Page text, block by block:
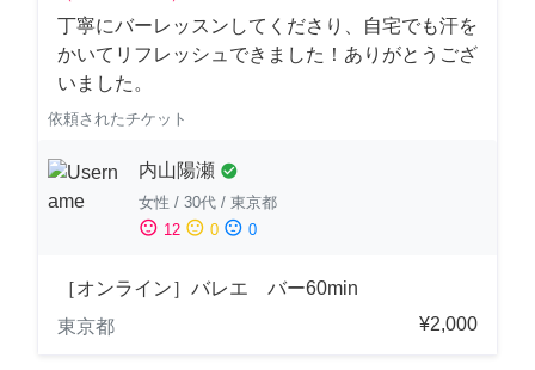
丁寧にバーレッスンしてくださり、自宅でも汗を
かいてリフレッシュできました！ありがとうござ
いました。
依頼されたチケット
内山陽瀬 check_circle
女性 / 30代 / 東京都
sentiment_satisfied 12 sentiment_neutral 0 sentiment_dissatisfied 0
［オンライン］バレエ バー60min
東京都
¥2,000